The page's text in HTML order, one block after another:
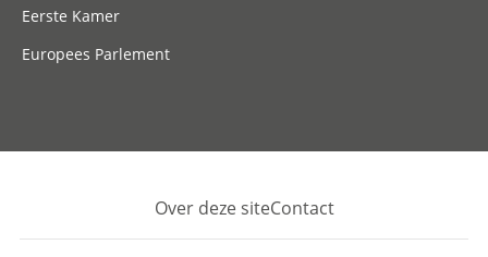
Eerste Kamer
Europees Parlement
Footer
Over deze siteContact